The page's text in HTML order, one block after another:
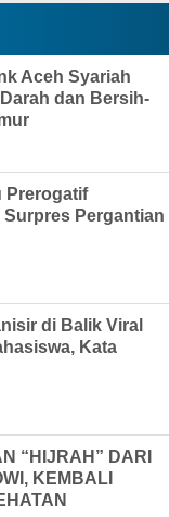
Aceh Syariah
dan Bersih-
Prerogatif
Surpres Pergantian
di Balik Viral
Kata
“HIJRAH” DARI
KEMBALI